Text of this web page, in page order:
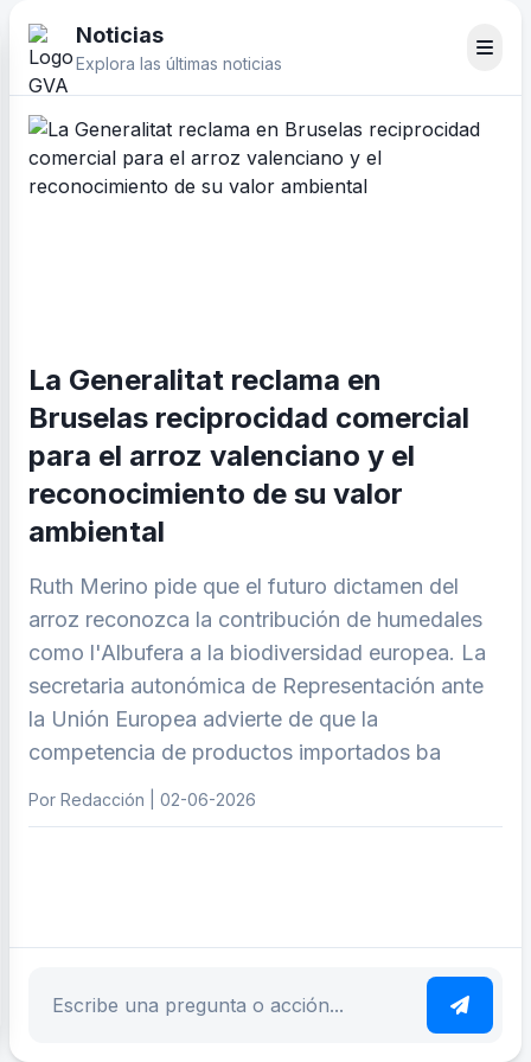
Noticias
Explora las últimas noticias
La Generalitat reclama en
Bruselas reciprocidad comercial
para el arroz valenciano y el
reconocimiento de su valor
ambiental
Ruth Merino pide que el futuro dictamen del
arroz reconozca la contribución de humedales
como l'Albufera a la biodiversidad europea. La
secretaria autonómica de Representación ante
la Unión Europea advierte de que la
competencia de productos importados ba
Por Redacción | 02-06-2026
Escribe tu pregunta